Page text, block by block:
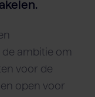
ambitie om
voor de
open voor